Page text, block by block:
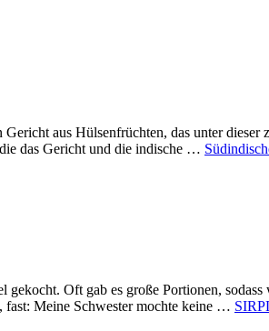
aus Hülsenfrüchten, das unter
das Gericht und die indische …
Oft gab es große Portionen, sodass
fast: Meine Schwester mochte keine …